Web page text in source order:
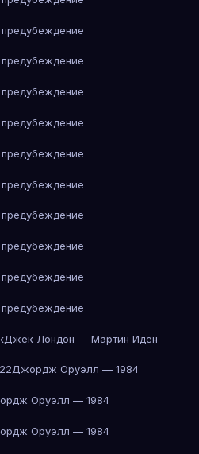
Джек Лондон — Мартин Иден
Джордж Оруэлл — 1984
Оруэлл — 1984
Оруэлл — 1984